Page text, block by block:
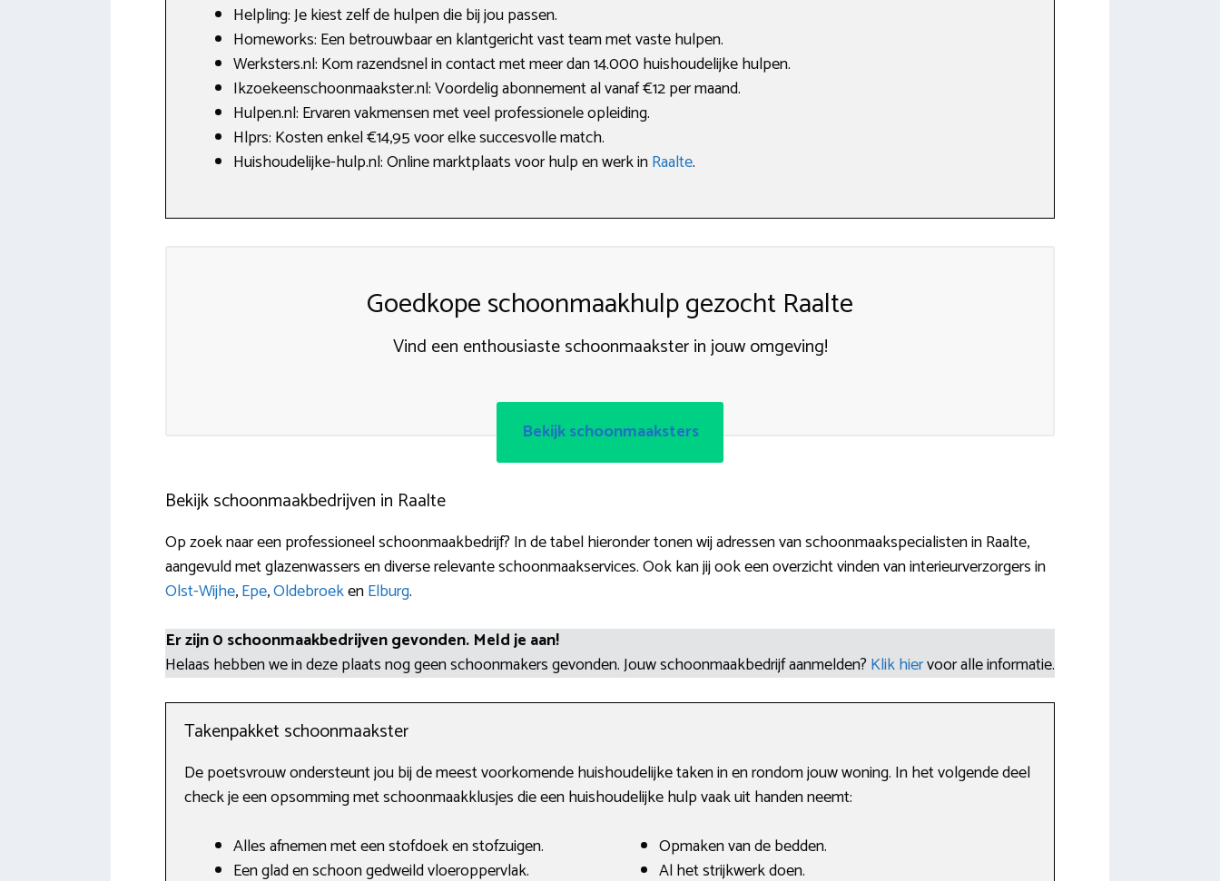
Helpling: Je kiest zelf de hulpen die bij jou passen.
Homeworks: Een betrouwbaar en klantgericht vast team met vaste hulpen.
Werksters.nl: Kom razendsnel in contact met meer dan 14.000 huishoudelijke hulpen.
Ikzoekeenschoonmaakster.nl: Voordelig abonnement al vanaf €12 per maand.
Hulpen.nl: Ervaren vakmensen met veel professionele opleiding.
Hlprs: Kosten enkel €14,95 voor elke succesvolle match.
Huishoudelijke-hulp.nl: Online marktplaats voor hulp en werk inRaalte.
Goedkope schoonmaakhulp gezocht Raalte
Vind een enthousiaste schoonmaakster in jouw omgeving!
Bekijk schoonmaaksters
Bekijk schoonmaakbedrijven in Raalte
Op zoek naar een professioneel schoonmaakbedrijf? In de tabel hieronder tonen wij adressen van schoonmaakspecialisten in Raalte,
aangevuld met glazenwassers en diverse relevante schoonmaakservices. Ook kan jij ook een overzicht vinden van interieurverzorgers in
Olst-Wijhe,Epe,OldebroekenElburg.
Er zijn 0 schoonmaakbedrijven gevonden. Meld je aan!
Helaas hebben we in deze plaats nog geen schoonmakers gevonden. Jouw schoonmaakbedrijf aanmelden? Klik hiervoor alle informatie.
Takenpakket schoonmaakster
De poetsvrouw ondersteunt jou bij de meest voorkomende huishoudelijke taken in en rondom jouw woning. In het volgende deel
check je een opsomming met schoonmaakklusjes die een huishoudelijke hulp vaak uit handen neemt:
Alles afnemen met een stofdoek en stofzuigen.
Een glad en schoon gedweild vloeroppervlak.
Opmaken van de bedden.
Al het strijkwerk doen.